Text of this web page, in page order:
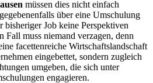
müssen dies nicht einfach
über eine Umschulung
bisheriger Job keine Perspektiven
Fall muss niemand verzagen, denn
facettenreiche Wirtschaftslandschaft
eingebettet, sondern zugleich
umgeben, die sich unter
engagieren.